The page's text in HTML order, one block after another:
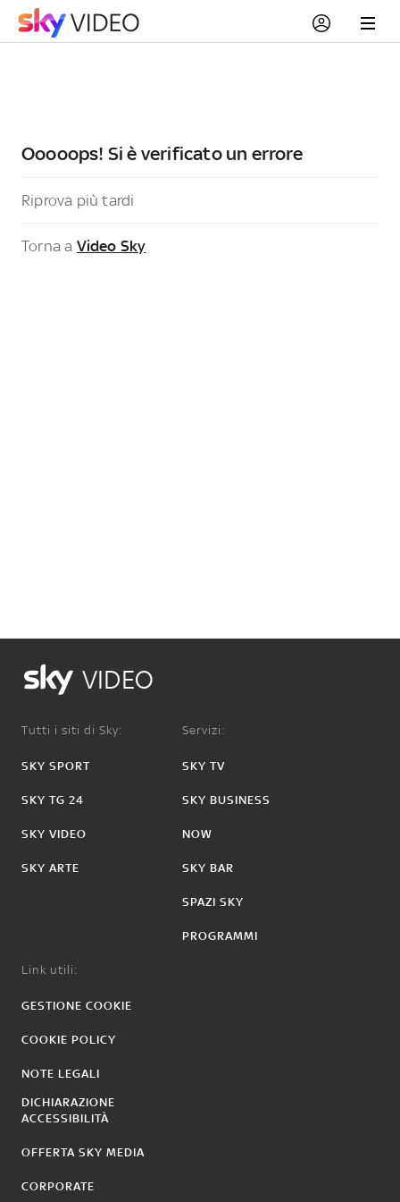
Ooooops! Si è verificato un errore
Riprova più tardi
Torna a Video Sky
VIDEO
Tutti i siti di Sky:
SKY SPORT
SKY TG 24
SKY VIDEO
SKY ARTE
Servizi:
SKY TV
SKY BUSINESS
NOW
SKY BAR
SPAZI SKY
PROGRAMMI
Link utili:
GESTIONE COOKIE
COOKIE POLICY
NOTE LEGALI
DICHIARAZIONE
ACCESSIBILITÀ
OFFERTA SKY MEDIA
CORPORATE